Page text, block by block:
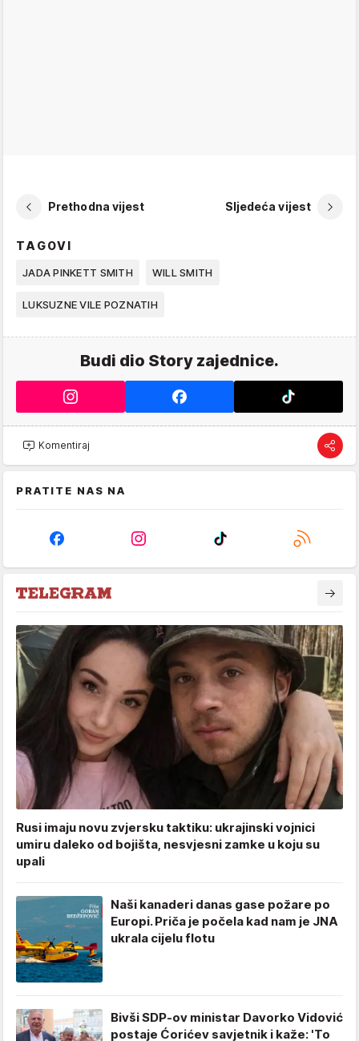
Prethodna vijest Sljedeća vijest
TAGOVI
JADA PINKETT SMITH WILL SMITH
LUKSUZNE VILE POZNATIH
Budi dio Story zajednice.
Komentiraj
PRATITE NAS NA
Rusi imaju novu zvjersku taktiku: ukrajinski vojnici
umiru daleko od bojišta, nesvjesni zamke u koju su
upali
Naši kanaderi danas gase požare po
Europi. Priča je počela kad nam je JNA
ukrala cijelu flotu
Bivši SDP-ov ministar Davorko Vidović
postaje Ćorićev savjetnik i kaže: 'To